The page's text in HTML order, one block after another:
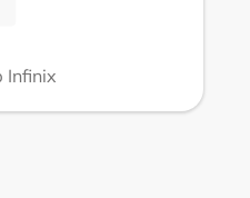
Infinix